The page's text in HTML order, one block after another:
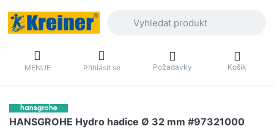
MENUE Přihlásit se Požadavky Košík
HANSGROHE Hydro hadice Ø 32 mm #97321000